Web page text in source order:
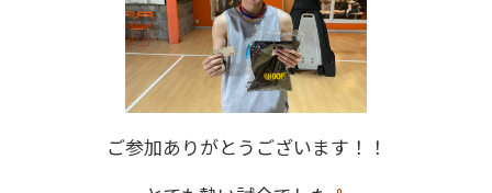
ご参加ありがとうございます！！